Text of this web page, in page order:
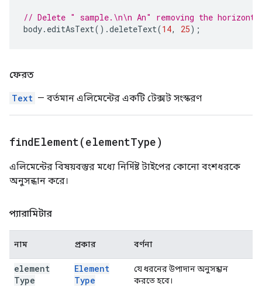
// Delete " sample.\n\n An" removing the
body. editAsText().deleteText(14, 25);
ফেরত
Text — বর্তমান এলিমেন্টের একটি টেক্সট সংস্করণ
findElement(elementType)
এলিমেন্টের বিষয়বস্তুর মধ্যে নির্দিষ্ট টাইপের কোনো বংশধরকে
অনুসন্ধান করে।
প্যারামিটার
নাম প্রকার বর্ণনা
element
Type
Element
Type
যে ধরনের উপাদান অনুসন্ধান
করতে হবে।